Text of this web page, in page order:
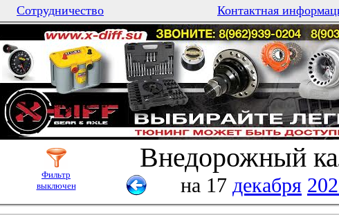
Сотрудничество Контактная
Фильтр
выключен
Внедорожный
на 17 декабря